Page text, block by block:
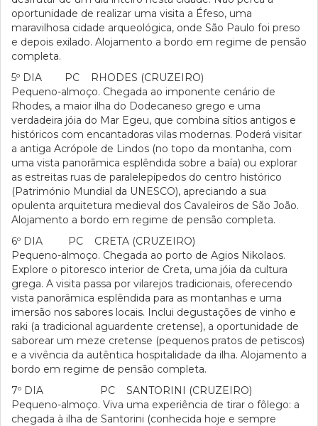
oportunidade de realizar uma visita a Éfeso, uma
maravilhosa cidade arqueológica, onde São Paulo foi preso
e depois exilado. Alojamento a bordo em regime de pensão
completa.
5º DIA PC RHODES (CRUZEIRO)
Pequeno-almoço. Chegada ao imponente cenário de
Rhodes, a maior ilha do Dodecaneso grego e uma
verdadeira jóia do Mar Egeu, que combina sítios antigos e
históricos com encantadoras vilas modernas. Poderá visitar
a antiga Acrópole de Lindos (no topo da montanha, com
uma vista panorâmica esplêndida sobre a baía) ou explorar
as estreitas ruas de paralelepípedos do centro histórico
(Património Mundial da UNESCO), apreciando a sua
opulenta arquitetura medieval dos Cavaleiros de São João.
Alojamento a bordo em regime de pensão completa.
6º DIA PC CRETA (CRUZEIRO)
Pequeno-almoço. Chegada ao porto de Agios Nikolaos.
Explore o pitoresco interior de Creta, uma jóia da cultura
grega. A visita passa por vilarejos tradicionais, oferecendo
vista panorâmica esplêndida para as montanhas e uma
imersão nos sabores locais. Inclui degustações de vinho e
raki (a tradicional aguardente cretense), a oportunidade de
saborear um meze cretense (pequenos pratos de petiscos)
e a vivência da autêntica hospitalidade da ilha. Alojamento a
bordo em regime de pensão completa.
7º DIA PC SANTORINI (CRUZEIRO)
Pequeno-almoço. Viva uma experiência de tirar o fôlego: a
chegada à ilha de Santorini (conhecida hoje e sempre